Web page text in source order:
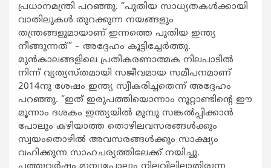
പ്രധാനമന്ത്രി പറഞ്ഞു. “പുതിയ സാധ്യതകൾക്കായി
വാതിലുകൾ തുറക്കുന്ന നയങ്ങളും
തന്ത്രങ്ങളുമായാണ് ഇന്നത്തെ പുതിയ ഇന്ത്യ
നീങ്ങുന്നത്” – അദ്ദേഹം കൂട്ടിച്ചേർത്തു.
മുൻകാലങ്ങളിലെ പ്രതികരണാത്മക നിലപാടിൽ
നിന്ന് വ്യത്യസ്തമായി സജീവമായ സമീപനമാണ്
2014നു ശേഷം ഇന്ത്യ സ്വീകരിച്ചതെന്ന് അദ്ദേഹം
പറഞ്ഞു. “ഇത് ഇരുപത്തിയൊന്നാം നൂറ്റാണ്ടിന്റെ ഈ
മൂന്നാം ദശകം ഇന്ത്യയിൽ മുമ്പു സങ്കൽപ്പിക്കാൻ
പോലും കഴിയാത്ത തൊഴിലവസരങ്ങൾക്കും
സ്വയംതൊഴിൽ അവസരങ്ങൾക്കും സാക്ഷ്യം
വഹിക്കുന്ന സാഹചര്യത്തിലേക്ക് നയിച്ചു.